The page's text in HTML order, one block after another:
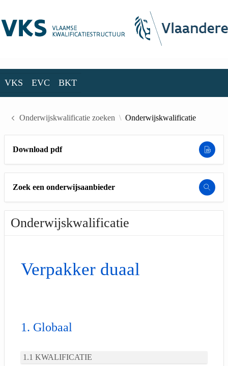
VKS EVC BKT
Onderwijskwalificatie zoeken Onderwijskwalificatie
Download pdf
Zoek een onderwijsaanbieder
Onderwijskwalificatie
Verpakker duaal
Globaal
KWALIFICATIE